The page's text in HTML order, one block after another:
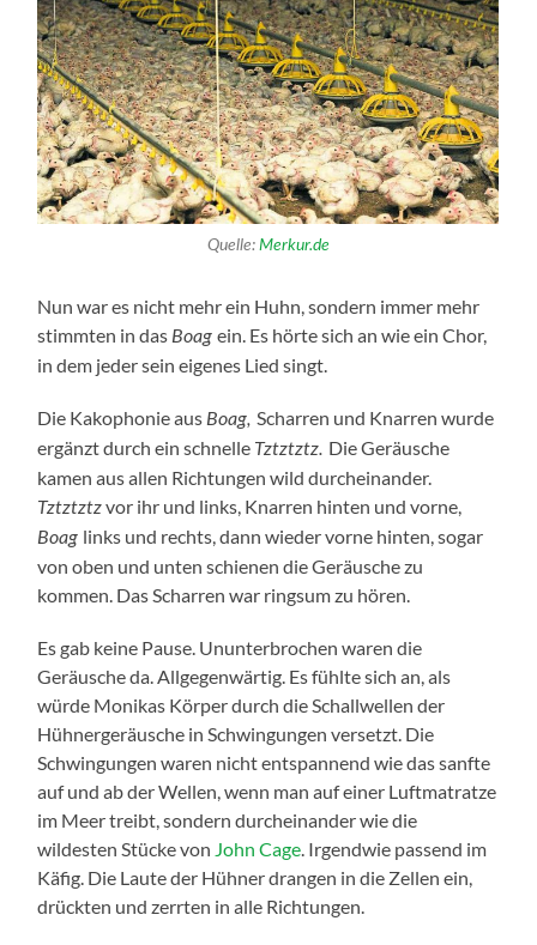
Quelle: Merkur.de
Nun war es nicht mehr ein Huhn, sondern immer mehr
stimmten in das Boagein. Es hörte sich an wie ein Chor,
in dem jeder sein eigenes Lied singt.
Die Kakophonie aus Boag,Scharren und Knarren wurde
ergänzt durch ein schnelle Tztztztz. Die Geräusche
kamen aus allen Richtungen wild durcheinander.
Tztztztzvor ihr und links, Knarren hinten und vorne,
Boag links und rechts, dann wieder vorne hinten, sogar
von oben und unten schienen die Geräusche zu
kommen. Das Scharren war ringsum zu hören.
Es gab keine Pause. Ununterbrochen waren die
Geräusche da. Allgegenwärtig. Es fühlte sich an, als
würde Monikas Körper durch die Schallwellen der
Hühnergeräusche in Schwingungen versetzt. Die
Schwingungen waren nicht entspannend wie das sanfte
auf und ab der Wellen, wenn man auf einer Luftmatratze
im Meer treibt, sondern durcheinander wie die
wildesten Stücke von John Cage . Irgendwie passend im
Käfig. Die Laute der Hühner drangen in die Zellen ein,
drückten und zerrten in alle Richtungen.